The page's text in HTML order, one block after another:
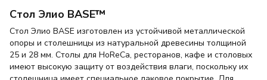
Стол Элио BASE™
Стол Элио BASE изготовлен из устойчивой металлической
опоры и столешницы из натуральной древесины толщиной
25 и 28 мм. Столы для HoReCa, ресторанов, кафе и столовых
имеют высокую защиту от воздействия влаги, поскольку их